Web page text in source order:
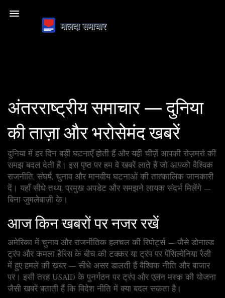
अंतरराष्ट्रीय समाचार — दुनिया
की ताज़ा और भरोसेमंद खबरें
दुनिया में हर दिन बड़ी घटनाएँ होती हैं और यही चीज़ें आपकी रोज़मर्रा की
समझ बदल देती हैं। इस पृष्ठ पर हम वे खबरें लाते हैं जो आपको वैश्विक
राजनीति, संघर्ष, चुनाव और मानवीय घटनाओं की तात्कालिक जानकारी
दें। यहाँ सीधे तथ्य, प्रमुख अपडेट और समझने लायक संदर्भ मिलेंगे —
बिना जुमलेबाज़ी के।
आज किन खबरों पर नजर रखें
अमेरिका में चुनाव और राजनीतिक हलचल की रिपोर्ट्स — जैसे डोनाल्ड
ट्रंप और कमला हैरिस के बीच की टक्कर या ट्रंप पर पेंसिल्वेनिया रैली
में हुए हमले की ख़बर — सीधे असर डालती हैं वैश्विक नीति और बाजार
पर। इसी तरह USAID के पुनर्गठन पर ट्रंप और एलन मस्क की योजना
जैसी खबरें बताती हैं कि विदेश नीति में क्या बदल सकता है।